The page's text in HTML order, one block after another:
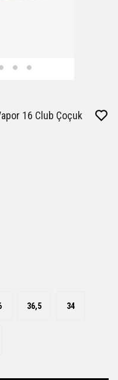
16 Club Çoçuk
36,5 34